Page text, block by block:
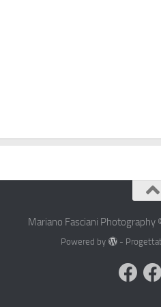
Mariano Fasciani
Powered by -